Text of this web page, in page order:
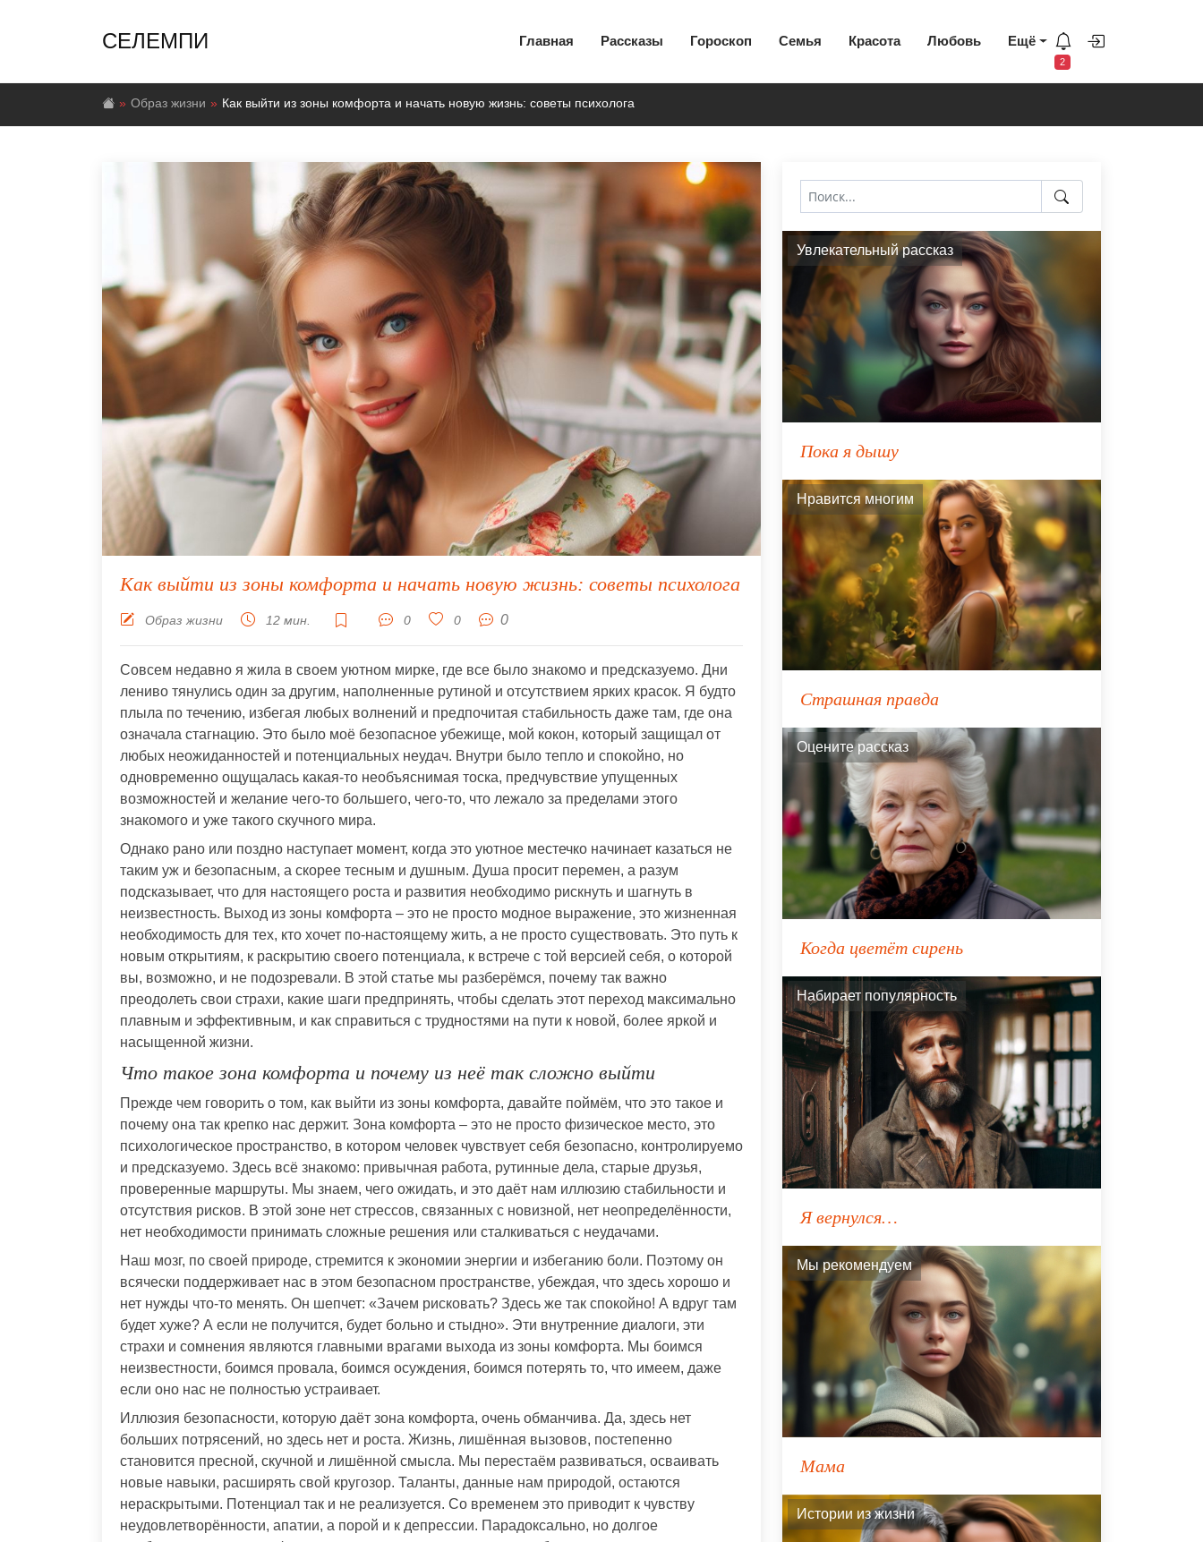
СЕЛЕМПИ Главная Рассказы Гороскоп Семья Красота Любовь Ещё
2
Образ жизни Как выйти из зоны комфорта и начать новую жизнь: советы психолога
Как выйти из зоны комфорта и начать новую жизнь: советы психолога
Образ жизни 12 мин. 0 0 0
Совсем недавно я жила в своем уютном мирке, где все было знакомо и предсказуемо. Дни
лениво тянулись один за другим, наполненные рутиной и отсутствием ярких красок. Я будто
плыла по течению, избегая любых волнений и предпочитая стабильность даже там, где она
означала стагнацию. Это было моё безопасное убежище, мой кокон, который защищал от
любых неожиданностей и потенциальных неудач. Внутри было тепло и спокойно, но
одновременно ощущалась какая-то необъяснимая тоска, предчувствие упущенных
возможностей и желание чего-то большего, чего-то, что лежало за пределами этого
знакомого и уже такого скучного мира.
Однако рано или поздно наступает момент, когда это уютное местечко начинает казаться не
таким уж и безопасным, а скорее тесным и душным. Душа просит перемен, а разум
подсказывает, что для настоящего роста и развития необходимо рискнуть и шагнуть в
неизвестность. Выход из зоны комфорта – это не просто модное выражение, это жизненная
необходимость для тех, кто хочет по-настоящему жить, а не просто существовать. Это путь к
новым открытиям, к раскрытию своего потенциала, к встрече с той версией себя, о которой
вы, возможно, и не подозревали. В этой статье мы разберёмся, почему так важно
преодолеть свои страхи, какие шаги предпринять, чтобы сделать этот переход максимально
плавным и эффективным, и как справиться с трудностями на пути к новой, более яркой и
насыщенной жизни.
Что такое зона комфорта и почему из неё так сложно выйти
Прежде чем говорить о том, как выйти из зоны комфорта, давайте поймём, что это такое и
почему она так крепко нас держит. Зона комфорта – это не просто физическое место, это
психологическое пространство, в котором человек чувствует себя безопасно, контролируемо
и предсказуемо. Здесь всё знакомо: привычная работа, рутинные дела, старые друзья,
проверенные маршруты. Мы знаем, чего ожидать, и это даёт нам иллюзию стабильности и
отсутствия рисков. В этой зоне нет стрессов, связанных с новизной, нет неопределённости,
нет необходимости принимать сложные решения или сталкиваться с неудачами.
Наш мозг, по своей природе, стремится к экономии энергии и избеганию боли. Поэтому он
всячески поддерживает нас в этом безопасном пространстве, убеждая, что здесь хорошо и
нет нужды что-то менять. Он шепчет: «Зачем рисковать? Здесь же так спокойно! А вдруг там
будет хуже? А если не получится, будет больно и стыдно». Эти внутренние диалоги, эти
страхи и сомнения являются главными врагами выхода из зоны комфорта. Мы боимся
неизвестности, боимся провала, боимся осуждения, боимся потерять то, что имеем, даже
если оно нас не полностью устраивает.
Иллюзия безопасности, которую даёт зона комфорта, очень обманчива. Да, здесь нет
больших потрясений, но здесь нет и роста. Жизнь, лишённая вызовов, постепенно
становится пресной, скучной и лишённой смысла. Мы перестаём развиваться, осваивать
новые навыки, расширять свой кругозор. Таланты, данные нам природой, остаются
нераскрытыми. Потенциал так и не реализуется. Со временем это приводит к чувству
неудовлетворённости, апатии, а порой и к депрессии. Парадоксально, но долгое
Увлекательный рассказ
Пока я дышу
Нравится многим
Страшная правда
Оцените рассказ
Когда цветёт сирень
Набирает популярность
Я вернулся…
Мы рекомендуем
Мама
Истории из жизни